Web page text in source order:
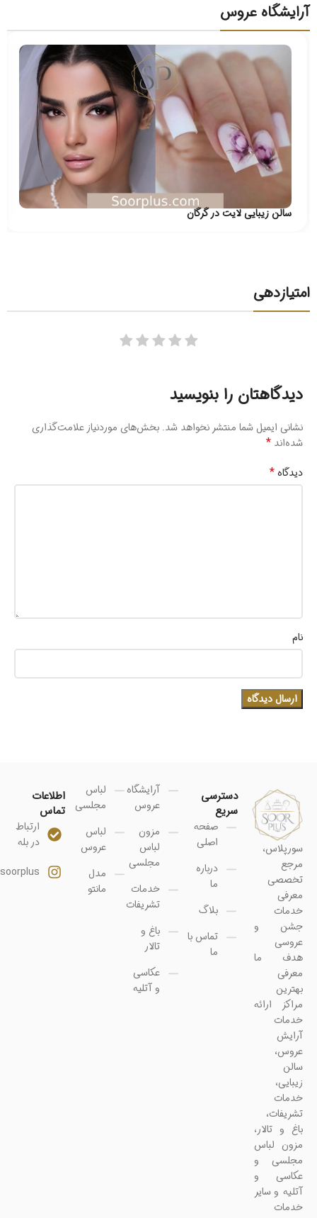
آرایشگاه عروس
سالن زیبایی لایت در گرگان
امتیازدهی
دیدگاهتان را بنویسید
نشانی ایمیل شما منتشر نخواهد شد. بخش‌های موردنیاز علامت‌گذاری
شده‌اند *
دیدگاه*
نام
سورپلاس،
مرجع
تخصصی
معرفی
خدمات
جشن و
عروسی
هدف ما
معرفی
بهترین
مراکز ارائه
خدمات
آرایش
عروس،
سالن
زیبایی،
خدمات
تشریفات،
باغ و تالار،
مزون لباس
مجلسی و
عکاسی و
آتلیه و سایر
خدمات
دسترسی
سریع
صفحه
اصلی
درباره
ما
بلاگ
تماس با
ما
آرایشگاه
عروس
مزون
لباس
مجلسی
خدمات
تشریفات
باغ و
تالار
عکاسی
و آتلیه
لباس
مجلسی
لباس
عروس
مدل
مانتو
اطلاعات
تماس
ارتباط
در بله
soorplus@